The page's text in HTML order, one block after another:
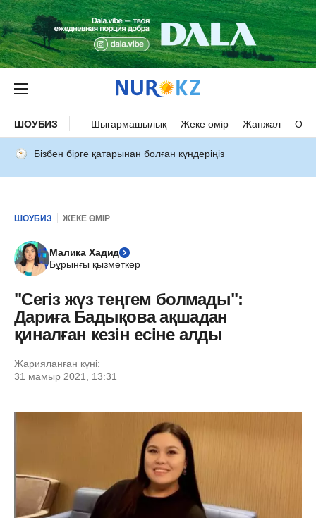
ШОУБИЗ Шығармашылық Жеке өмір Жанжал
Бізбен бірге қатарынан болған күндеріңіз
ШОУБИЗ ЖЕКЕ ӨМІР
Малика Хадид
Бұрынғы қызметкер
"Сегіз жүз теңгем болмады":
Дариға Бадықова ақшадан
қиналған кезін есіне алды
Жарияланған күні:
31 мамыр 2021, 13:31